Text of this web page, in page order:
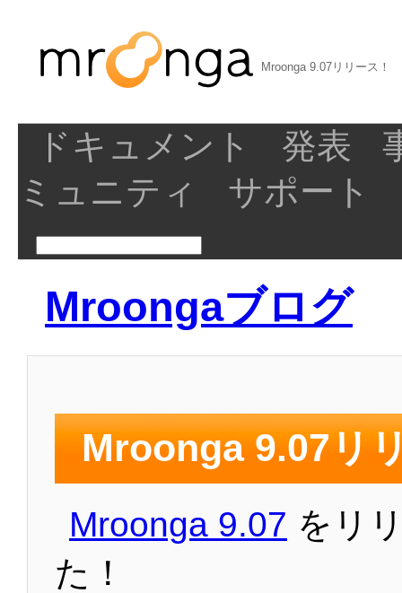
Mroonga 9.07リリース！
ドキュメント 発表
ミュニティ
サポート
Mroongaブログ
Mroonga 9.07リ
Mroonga 9.07 をリ
た！